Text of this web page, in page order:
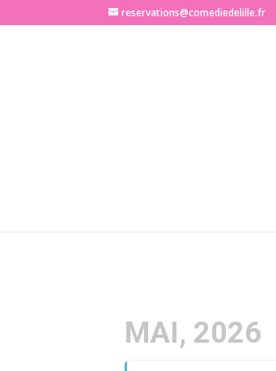
http://www.comediedelille.frreservations@comediedelille.fr
MAI, 2026